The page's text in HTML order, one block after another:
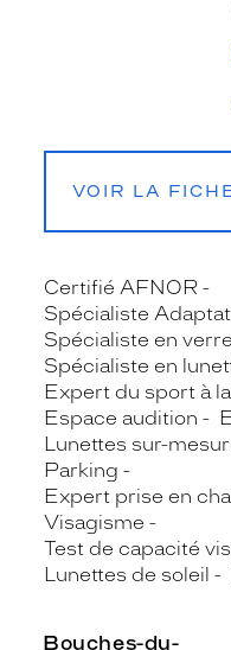
VOIR LA
Certifié AFNOR
Spécialiste
Spécialiste en
Spécialiste en
Expert du sport à
Espace audition
Lunettes sur-
Parking
Expert prise en
Visagisme
Test de capacité
Lunettes de soleil
Bouches-du-